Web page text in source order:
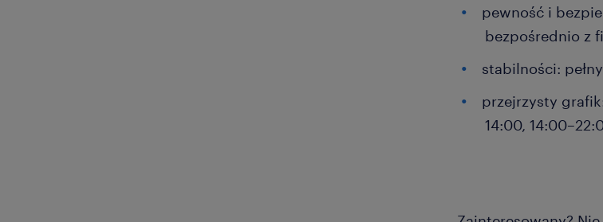
pewność i
bezpośrednio z
stabilności:
przejrzysty
14:00,